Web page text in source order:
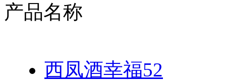
产品名称
西凤酒幸福52